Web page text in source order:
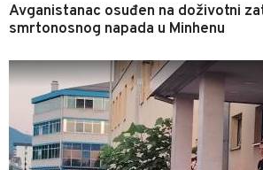
Avganistanac osuđen na doživotni
smrtonosnog napada u Minhenu